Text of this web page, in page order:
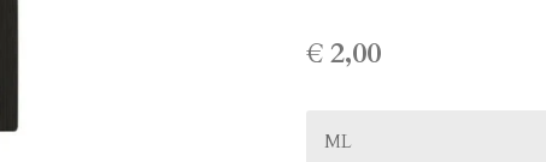
€ 2,00
ML